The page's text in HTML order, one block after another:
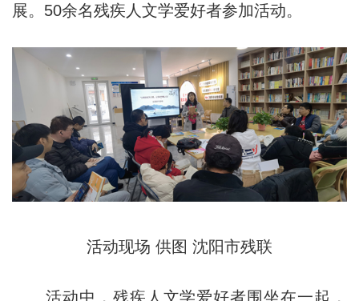
展。50余名残疾人文学爱好者参加活动。
活动现场 供图 沈阳市残联
活动中，残疾人文学爱好者围坐在一起，